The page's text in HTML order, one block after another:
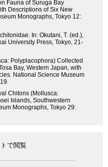
Fauna of Suruga Bay
Descriptions of Six New
Monographs, Tokyo 12:
In: Okutani, T. (ed.),
University Press, Tokyo, 21-
Polyplacophora) Collected
Bay, Western Japan, with
National Science Museum
Chitons (Mollusca:
Islands, Southwestern
Monographs, Tokyo 29:
で閲覧